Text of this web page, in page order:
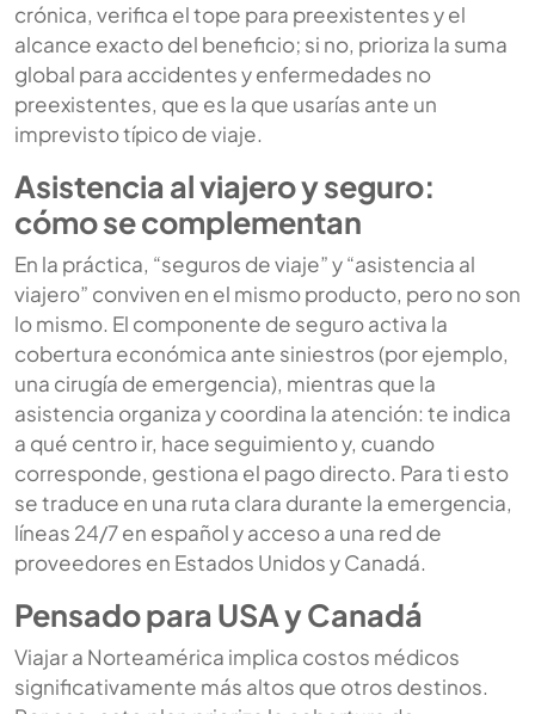
crónica, verifica el tope para preexistentes y el
alcance exacto del beneficio; si no, prioriza la suma
global para accidentes y enfermedades no
preexistentes, que es la que usarías ante un
imprevisto típico de viaje.
Asistencia al viajero y seguro:
cómo se complementan
En la práctica, “seguros de viaje” y “asistencia al
viajero” conviven en el mismo producto, pero no son
lo mismo. El componente de seguro activa la
cobertura económica ante siniestros (por ejemplo,
una cirugía de emergencia), mientras que la
asistencia organiza y coordina la atención: te indica
a qué centro ir, hace seguimiento y, cuando
corresponde, gestiona el pago directo. Para ti esto
se traduce en una ruta clara durante la emergencia,
líneas 24/7 en español y acceso a una red de
proveedores en Estados Unidos y Canadá.
Pensado para USA y Canadá
Viajar a Norteamérica implica costos médicos
significativamente más altos que otros destinos.